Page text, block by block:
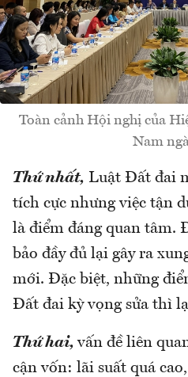
Toàn cảnh Hội nghị của
Nam
Thứ nhất, Luật Đất đai
tích cực nhưng việc tận
là điểm đáng quan tâm.
bảo đầy đủ lại gây ra
mới. Đặc biệt, những
Đất đai kỳ vọng sửa thì
Thứ hai, vấn đề liên
cận vốn: lãi suất quá